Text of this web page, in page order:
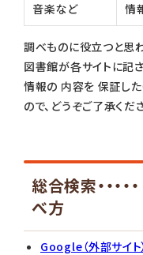
音楽など
情
調べものに役立つと思
図書館が各サイトに記
情報の 内容を 保証し
ので、どうぞご了承くだ
総合検索・・・
べ方
Google（外部サイト